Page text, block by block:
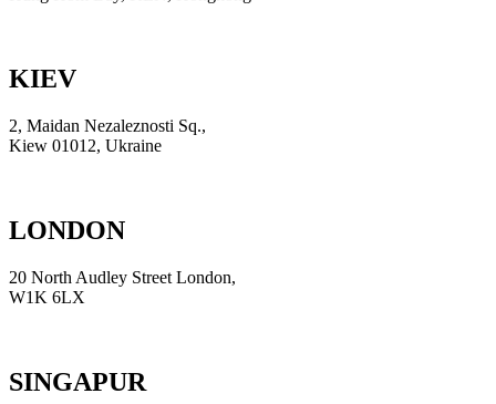
KIEV
2, Maidan Nezaleznosti Sq.,
Kiew 01012, Ukraine
LONDON
20 North Audley Street London,
W1K 6LX
SINGAPUR